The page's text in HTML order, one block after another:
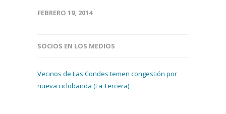
FEBRERO 19, 2014
SOCIOS EN LOS MEDIOS
Vecinos de Las Condes temen congestión por
nueva ciclobanda (La Tercera)